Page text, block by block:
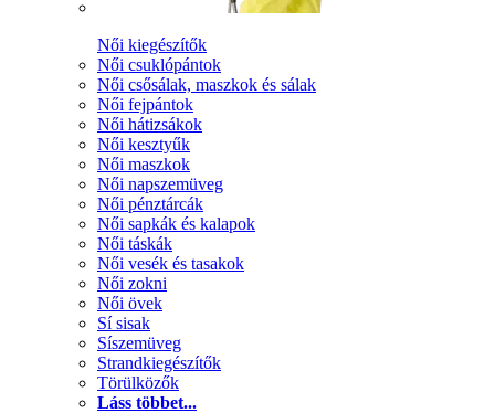
Női kiegészítők
Női csuklópántok
Női csősálak, maszkok és sálak
Női fejpántok
Női hátizsákok
Női kesztyűk
Női maszkok
Női napszemüveg
Női pénztárcák
Női sapkák és kalapok
Női táskák
Női vesék és tasakok
Női zokni
Női övek
Sí sisak
Síszemüveg
Strandkiegészítők
Törülközők
Láss többet...